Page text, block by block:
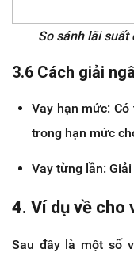
So sánh lãi suất
3.6 Cách giải
Vay hạn mức:
trong hạn mức
Vay từng lần:
4. Ví dụ về cho
Sau đây là một số